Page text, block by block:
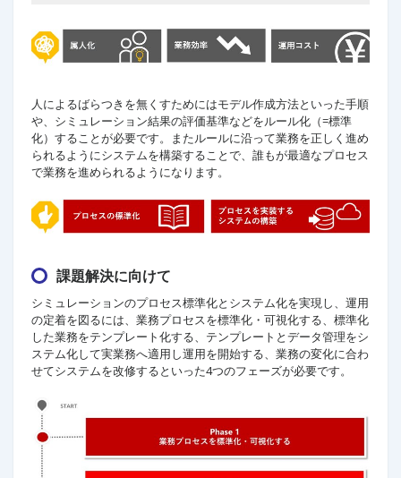
人によるばらつきを無くすためにはモデル作成方法といった手順
や、シミュレーション結果の評価基準などをルール化（=標準
化）することが必要です。またルールに沿って業務を正しく進め
られるようにシステムを構築することで、誰もが最適なプロセス
で業務を進められるようになります。
課題解決に向けて
シミュレーションのプロセス標準化とシステム化を実現し、運用
の定着を図るには、業務プロセスを標準化・可視化する、標準化
した業務をテンプレート化する、テンプレートとデータ管理をシ
ステム化して実業務へ適用し運用を開始する、業務の変化に合わ
せてシステムを改修するといった4つのフェーズが必要です。